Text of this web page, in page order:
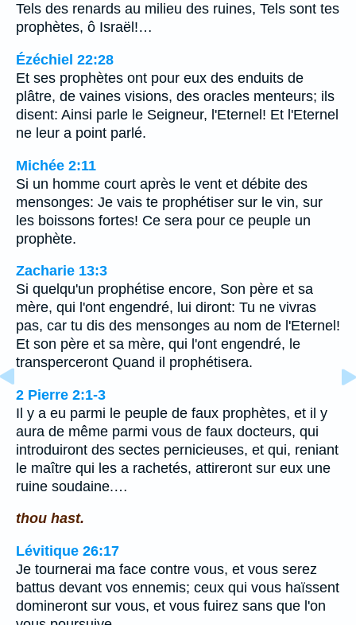
Tels des renards au milieu des ruines, Tels sont tes
prophètes, ô Israël!…
Ézéchiel 22:28
Et ses prophètes ont pour eux des enduits de
plâtre, de vaines visions, des oracles menteurs; ils
disent: Ainsi parle le Seigneur, l'Eternel! Et l'Eternel
ne leur a point parlé.
Michée 2:11
Si un homme court après le vent et débite des
mensonges: Je vais te prophétiser sur le vin, sur
les boissons fortes! Ce sera pour ce peuple un
prophète.
Zacharie 13:3
Si quelqu'un prophétise encore, Son père et sa
mère, qui l'ont engendré, lui diront: Tu ne vivras
pas, car tu dis des mensonges au nom de l'Eternel!
Et son père et sa mère, qui l'ont engendré, le
transperceront Quand il prophétisera.
2 Pierre 2:1-3
Il y a eu parmi le peuple de faux prophètes, et il y
aura de même parmi vous de faux docteurs, qui
introduiront des sectes pernicieuses, et qui, reniant
le maître qui les a rachetés, attireront sur eux une
ruine soudaine.…
thou hast.
Lévitique 26:17
Je tournerai ma face contre vous, et vous serez
battus devant vos ennemis; ceux qui vous haïssent
domineront sur vous, et vous fuirez sans que l'on